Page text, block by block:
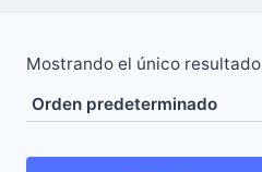
Mostrando el único resultado